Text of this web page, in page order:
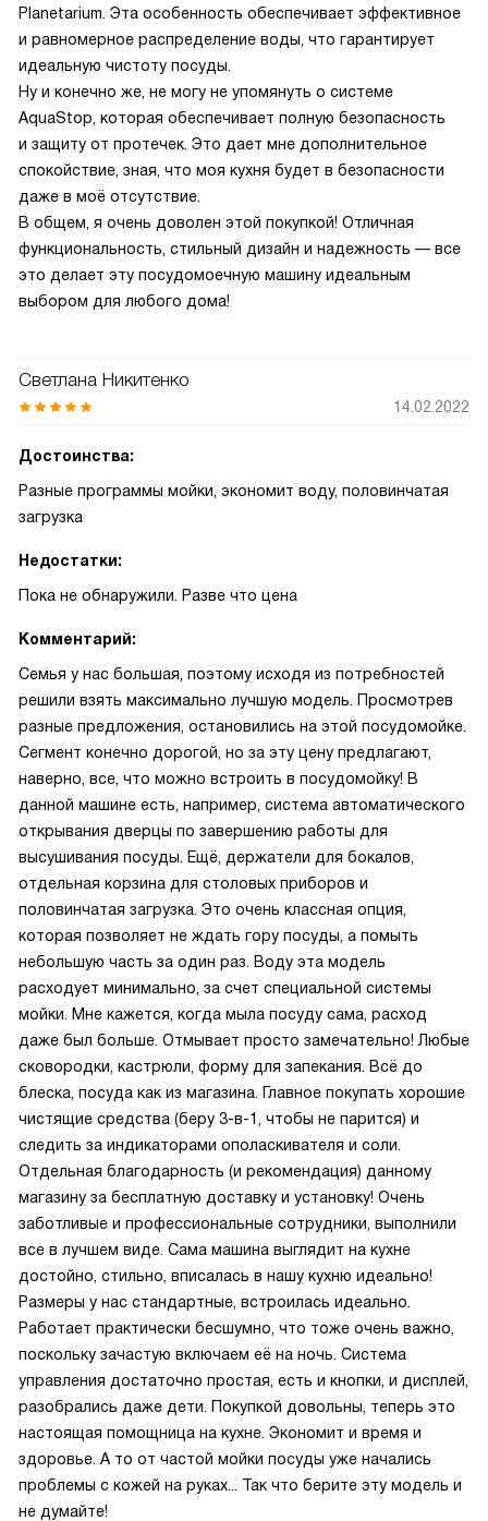
Planetarium. Эта особенность обеспечивает эффективное
и равномерное распределение воды, что гарантирует
идеальную чистоту посуды.
Ну и конечно же, не могу не упомянуть о системе
AquaStop, которая обеспечивает полную безопасность
и защиту от протечек. Это дает мне дополнительное
спокойствие, зная, что моя кухня будет в безопасности
даже в моё отсутствие.
В общем, я очень доволен этой покупкой! Отличная
функциональность, стильный дизайн и надежность — все
это делает эту посудомоечную машину идеальным
выбором для любого дома!
Светлана Никитенко
14.02.2022
Достоинства:
Разные программы мойки, экономит воду, половинчатая
загрузка
Недостатки:
Пока не обнаружили. Разве что цена
Комментарий:
Семья у нас большая, поэтому исходя из потребностей
решили взять максимально лучшую модель. Просмотрев
разные предложения, остановились на этой посудомойке.
Сегмент конечно дорогой, но за эту цену предлагают,
наверно, все, что можно встроить в посудомойку! В
данной машине есть, например, система автоматического
открывания дверцы по завершению работы для
высушивания посуды. Ещё, держатели для бокалов,
отдельная корзина для столовых приборов и
половинчатая загрузка. Это очень классная опция,
которая позволяет не ждать гору посуды, а помыть
небольшую часть за один раз. Воду эта модель
расходует минимально, за счет специальной системы
мойки. Мне кажется, когда мыла посуду сама, расход
даже был больше. Отмывает просто замечательно! Любые
сковородки, кастрюли, форму для запекания. Всё до
блеска, посуда как из магазина. Главное покупать хорошие
чистящие средства (беру 3-в-1, чтобы не парится) и
следить за индикаторами ополаскивателя и соли.
Отдельная благодарность (и рекомендация) данному
магазину за бесплатную доставку и установку! Очень
заботливые и профессиональные сотрудники, выполнили
все в лучшем виде. Сама машина выглядит на кухне
достойно, стильно, вписалась в нашу кухню идеально!
Размеры у нас стандартные, встроилась идеально.
Работает практически бесшумно, что тоже очень важно,
поскольку зачастую включаем её на ночь. Система
управления достаточно простая, есть и кнопки, и дисплей,
разобрались даже дети. Покупкой довольны, теперь это
настоящая помощница на кухне. Экономит и время и
здоровье. А то от частой мойки посуды уже начались
проблемы с кожей на руках... Так что берите эту модель и
не думайте!